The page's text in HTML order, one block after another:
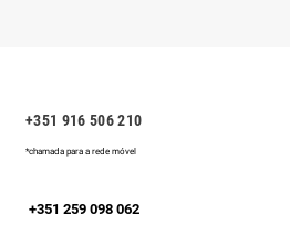
+351 916 506 210
*chamada para a rede móvel
+351 259 098 062